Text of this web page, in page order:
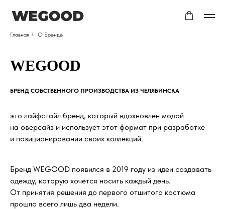
Главная / О Бренде
WEGOOD
БРЕНД СОБСТВЕННОГО ПРОИЗВОДСТВА ИЗ ЧЕЛЯБИНСКА
это лайфстайл бренд, который вдохновлен модой
на оверсайз и использует этот формат при разработке
и позиционировании своих коллекций.
Бренд WEGOOD появился в 2019 году из идеи создавать
одежду, которую хочется носить каждый день.
От принятия решения до первого отшитого костюма
прошло всего лишь два недели.